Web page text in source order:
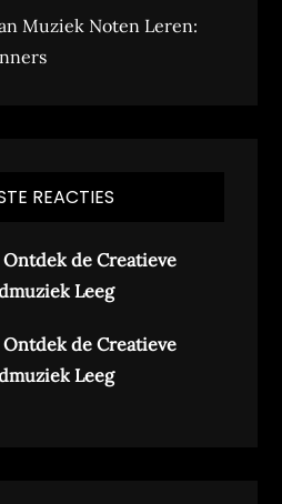
Muziek Noten Leren:
REACTIES
Ontdek de Creatieve
Leeg
Ontdek de Creatieve
Leeg